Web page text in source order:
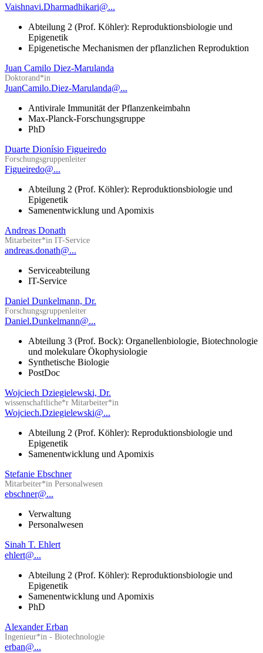
Vaishnavi.Dharmadhikari@...
Abteilung 2 (Prof. Köhler): Reproduktionsbiologie und
Epigenetik
Epigenetische Mechanismen der pflanzlichen Reproduktion
Juan Camilo Diez-Marulanda
Doktorand*in
JuanCamilo.Diez-Marulanda@...
Antivirale Immunität der Pflanzenkeimbahn
Max-Planck-Forschungsgruppe
PhD
Duarte Dionísio Figueiredo
Forschungsgruppenleiter
Figueiredo@...
Abteilung 2 (Prof. Köhler): Reproduktionsbiologie und
Epigenetik
Samenentwicklung und Apomixis
Andreas Donath
Mitarbeiter*in IT-Service
andreas.donath@...
Serviceabteilung
IT-Service
Daniel Dunkelmann, Dr.
Forschungsgruppenleiter
Daniel.Dunkelmann@...
Abteilung 3 (Prof. Bock): Organellenbiologie, Biotechnologie
und molekulare Ökophysiologie
Synthetische Biologie
PostDoc
Wojciech Dziegielewski, Dr.
wissenschaftliche*r Mitarbeiter*in
Wojciech.Dziegielewski@...
Abteilung 2 (Prof. Köhler): Reproduktionsbiologie und
Epigenetik
Samenentwicklung und Apomixis
Stefanie Ebschner
Mitarbeiter*in Personalwesen
ebschner@...
Verwaltung
Personalwesen
Sinah T. Ehlert
ehlert@...
Abteilung 2 (Prof. Köhler): Reproduktionsbiologie und
Epigenetik
Samenentwicklung und Apomixis
PhD
Alexander Erban
Ingenieur*in - Biotechnologie
erban@...